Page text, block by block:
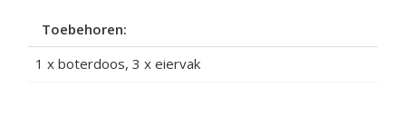
Toebehoren:
1 x boterdoos, 3 x eiervak